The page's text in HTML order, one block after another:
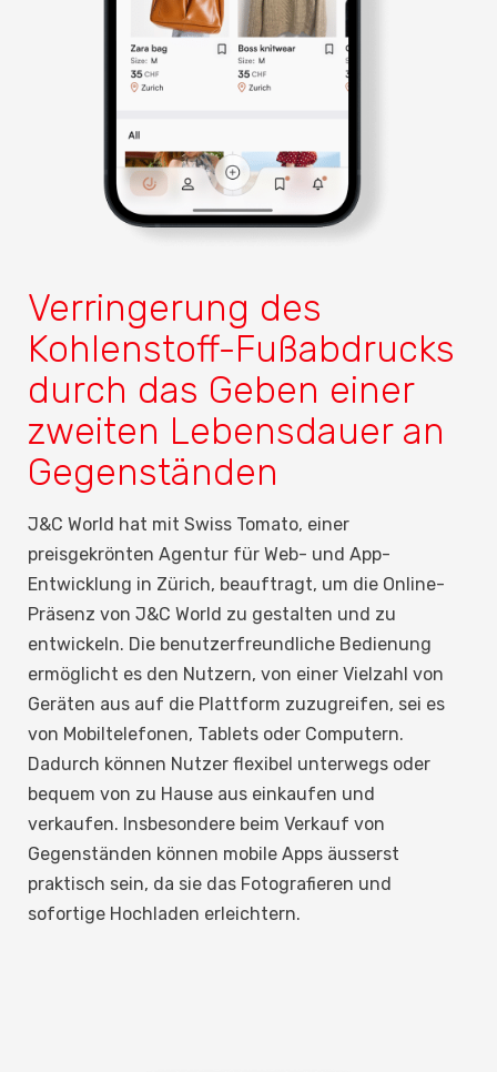
Verringerung des
Kohlenstoff-Fußabdrucks
durch das Geben einer
zweiten Lebensdauer an
Gegenständen
J&C World hat mit Swiss Tomato, einer
preisgekrönten Agentur für Web- und App-
Entwicklung in Zürich, beauftragt, um die Online-
Präsenz von J&C World zu gestalten und zu
entwickeln. Die benutzerfreundliche Bedienung
ermöglicht es den Nutzern, von einer Vielzahl von
Geräten aus auf die Plattform zuzugreifen, sei es
von Mobiltelefonen, Tablets oder Computern.
Dadurch können Nutzer flexibel unterwegs oder
bequem von zu Hause aus einkaufen und
verkaufen. Insbesondere beim Verkauf von
Gegenständen können mobile Apps äusserst
praktisch sein, da sie das Fotografieren und
sofortige Hochladen erleichtern.